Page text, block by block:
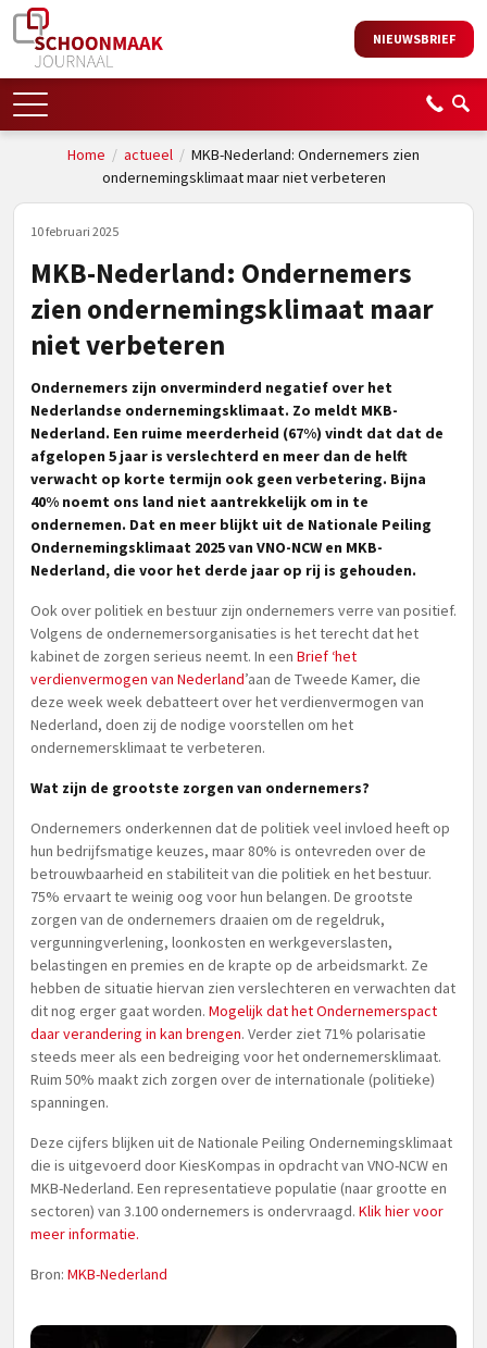
NIEUWSBRIEF
Home / actueel / MKB-Nederland: Ondernemers zien
ondernemingsklimaat maar niet verbeteren
10 februari 2025
MKB-Nederland: Ondernemers
zien ondernemingsklimaat maar
niet verbeteren
Ondernemers zijn onverminderd negatief over het
Nederlandse ondernemingsklimaat. Zo meldt MKB-
Nederland. Een ruime meerderheid (67%) vindt dat dat de
afgelopen 5 jaar is verslechterd en meer dan de helft
verwacht op korte termijn ook geen verbetering. Bijna
40% noemt ons land niet aantrekkelijk om in te
ondernemen. Dat en meer blijkt uit de Nationale Peiling
Ondernemingsklimaat 2025 van VNO-NCW en MKB-
Nederland, die voor het derde jaar op rij is gehouden.
Ook over politiek en bestuur zijn ondernemers verre van positief.
Volgens de ondernemersorganisaties is het terecht dat het
kabinet de zorgen serieus neemt. In een Brief ‘het
verdienvermogen van Nederland’aan de Tweede Kamer, die
deze week week debatteert over het verdienvermogen van
Nederland, doen zij de nodige voorstellen om het
ondernemersklimaat te verbeteren.
Wat zijn de grootste zorgen van ondernemers?
Ondernemers onderkennen dat de politiek veel invloed heeft op
hun bedrijfsmatige keuzes, maar 80% is ontevreden over de
betrouwbaarheid en stabiliteit van die politiek en het bestuur.
75% ervaart te weinig oog voor hun belangen. De grootste
zorgen van de ondernemers draaien om de regeldruk,
vergunningverlening, loonkosten en werkgeverslasten,
belastingen en premies en de krapte op de arbeidsmarkt. Ze
hebben de situatie hiervan zien verslechteren en verwachten dat
dit nog erger gaat worden. Mogelijk dat het Ondernemerspact
daar verandering in kan brengen. Verder ziet 71% polarisatie
steeds meer als een bedreiging voor het ondernemersklimaat.
Ruim 50% maakt zich zorgen over de internationale (politieke)
spanningen.
Deze cijfers blijken uit de Nationale Peiling Ondernemingsklimaat
die is uitgevoerd door KiesKompas in opdracht van VNO-NCW en
MKB-Nederland. Een representatieve populatie (naar grootte en
sectoren) van 3.100 ondernemers is ondervraagd. Klik hier voor
meer informatie.
Bron: MKB-Nederland